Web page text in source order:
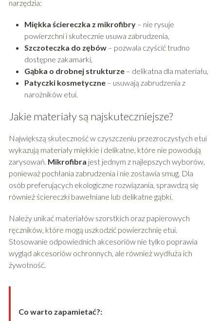
narzędzia:
Miękka ściereczka z mikrofibry– nie rysuje
powierzchni i skutecznie usuwa zabrudzenia,
Szczoteczka do zębów– pozwala czyścić trudno
dostępne zakamarki,
Gąbka o drobnej strukturze– delikatna dla materiału,
Patyczki kosmetyczne– usuwają zabrudzenia z
narożników etui.
Jakie materiały są najskuteczniejsze?
Największą skuteczność w czyszczeniu przezroczystych etui
wykazują materiały miękkie i delikatne, które nie powodują
zarysowań. Mikrofibra jest jednym z najlepszych wyborów,
ponieważ pochłania zabrudzenia i nie zostawia smug. Dla
osób preferujących ekologiczne rozwiązania, sprawdzą się
również ściereczki bawełniane lub delikatne gąbki.
Należy unikać materiałów szorstkich oraz papierowych
ręczników, które mogą uszkodzić powierzchnię etui.
Stosowanie odpowiednich akcesoriów nie tylko poprawia
wygląd akcesoriów ochronnych, ale również wydłuża ich
żywotność.
Co warto zapamietać?: